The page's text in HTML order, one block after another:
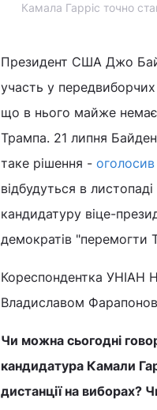
Камала Гарріс точно
Президент США Джо
участь у
що в нього майже немає
Трампа. 21 липня
таке рішення -
відбудуться в
кандидатуру віце-
демократів "перемогти
Кореспондентка УНІАН
Владиславом
Чи можна сьогодні
кандидатура Камали
дистанції на виборах?